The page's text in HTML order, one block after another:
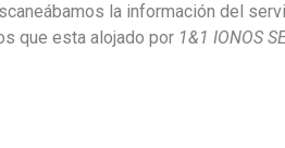
la información del
que esta alojado por 1&1 IONOS